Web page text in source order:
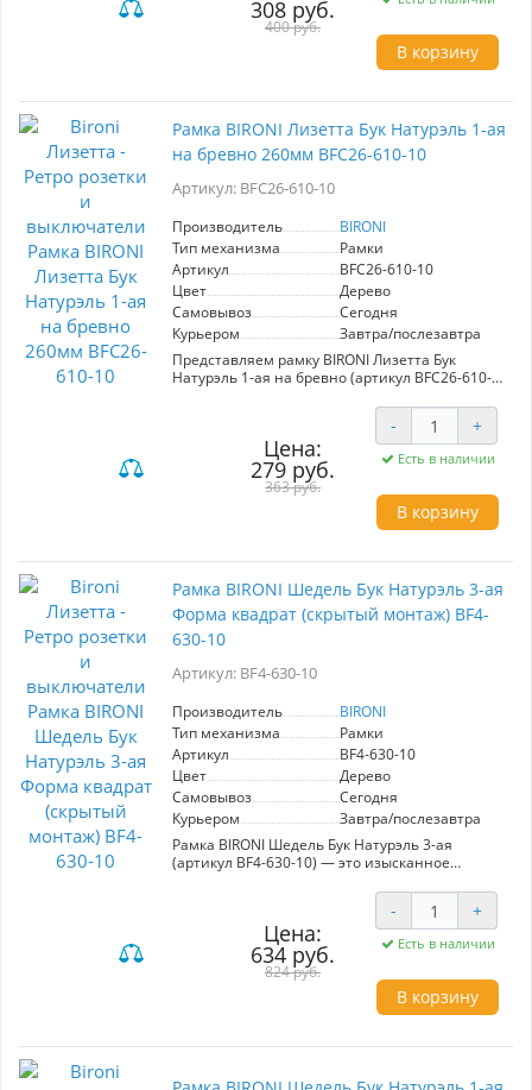
Элегантный цвет Бук Натурэль привносит
теплую атмосферу, а продуманный дизайн
позволяет избежать искажений и загибов при
установке проводов, обеспечивая аккуратное
обеспечивает плотное примыкание к стене и
защищает ее покрытие от металлических
деталей. Это позволяет закрепить розетку, не
углубляя ее в стену, что делает конструкцию
вносите в свой дом нотки старины и
пространство.
308 руб.
400 руб.
В корзину
Рамка BIRONI Лизетта Бук Натурэль 1-ая
на бревно 260мм BFC26-610-10
Артикул: BFC26-610-10
Производитель
BIRONI
Тип механизма
Рамки
Артикул
BFC26-610-10
Цвет
Дерево
Самовывоз
Сегодня
Курьером
Завтра/послезавтра
Представляем рамку BIRONI Лизетта Бук
Натурэль 1-ая на бревно (артикул BFC26-610-
керамики и пластика. Эта рамка станет
идеальным дополнением для изысканных
интерьеров, подчеркивая их стиль и
гармонию. Благодаря разнообразной
цветовой гамме и возможности
комбинировать изделия, вы сможете создать
уникальные решения для вашего
пользователя. Рамка BIRONI — это не только
качество, но и эстетика, способная
преобразить ваш дом. Выбирайте лучшее для
своего интерьера с BIRONI!
Цена:
279 руб.
363 руб.
- +
Есть в наличии
В корзину
Рамка BIRONI Шедель Бук Натурэль 3-ая
Форма квадрат (скрытый монтаж) BF4-
630-10
Артикул: BF4-630-10
Производитель
BIRONI
Тип механизма
Рамки
Артикул
BF4-630-10
Цвет
Дерево
Самовывоз
Сегодня
Курьером
Завтра/послезавтра
Рамка BIRONI Шедель Бук Натурэль 3-ая
(артикул BF4-630-10) — это изысканное
атмосферы в вашем интерьере. Отличаясь
ретро-дизайном, эта рамка идеально подойдет
для выполнения скрытого монтажа и
установки современных розеток, обеспечивая
гармоничное сочетание старины и
современности. Изготовленная из
высококачественного дерева с отделкой в
Цена:
634 руб.
824 руб.
- +
Есть в наличии
В корзину